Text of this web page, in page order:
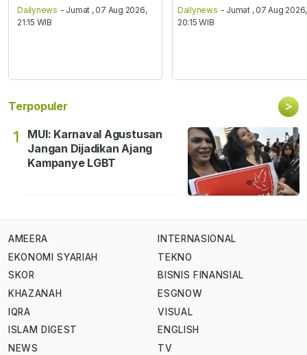
Dailynews - Jumat , 07 Aug 2026,
21:15 WIB
Dailynews - Jumat , 07 Aug 2026,
20:15 WIB
Terpopuler >
1
MUI: Karnaval Agustusan
Jangan Dijadikan Ajang
Kampanye LGBT
AMEERA
EKONOMI SYARIAH
SKOR
KHAZANAH
IQRA
ISLAM DIGEST
NEWS
INTERNASIONAL
TEKNO
BISNIS FINANSIAL
ESGNOW
VISUAL
ENGLISH
TV